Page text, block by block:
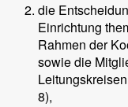
die
Einrichtung
Rahmen der
sowie die
8),